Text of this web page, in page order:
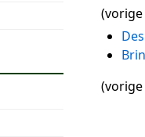
(vorige
(vorige